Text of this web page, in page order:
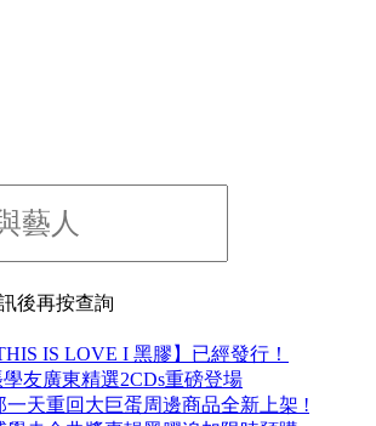
後再按查詢
IS LOVE I 黑膠】已經發行！
友廣東精選2CDs重磅登場
一天重回大巨蛋周邊商品全新上架 !